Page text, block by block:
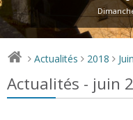
> Actualités > 2018 > Juin
Actualités - juin